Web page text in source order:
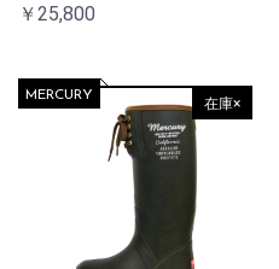
￥25,800
在庫×
MERCURY